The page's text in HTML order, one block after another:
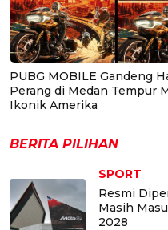
PUBG MOBILE Gandeng
Perang di Medan Tempur
Ikonik Amerika
BERITA PILIHAN
SPORT
Resmi
Masih
2028